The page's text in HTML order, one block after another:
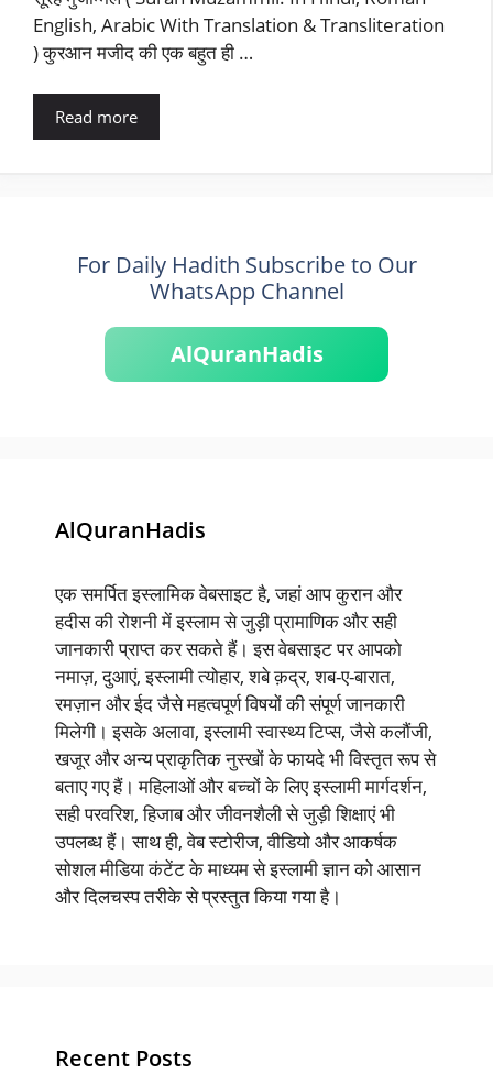
English, Arabic With Translation & Transliteration
) कुरआन मजीद की एक बहुत ही …
Read more
For Daily Hadith Subscribe to Our
WhatsApp Channel
AlQuranHadis
AlQuranHadis
एक समर्पित इस्लामिक वेबसाइट है, जहां आप कुरान और
हदीस की रोशनी में इस्लाम से जुड़ी प्रामाणिक और सही
जानकारी प्राप्त कर सकते हैं। इस वेबसाइट पर आपको
नमाज़, दुआएं, इस्लामी त्योहार, शबे क़द्र, शब-ए-बारात,
रमज़ान और ईद जैसे महत्वपूर्ण विषयों की संपूर्ण जानकारी
मिलेगी। इसके अलावा, इस्लामी स्वास्थ्य टिप्स, जैसे कलौंजी,
खजूर और अन्य प्राकृतिक नुस्खों के फायदे भी विस्तृत रूप से
बताए गए हैं। महिलाओं और बच्चों के लिए इस्लामी मार्गदर्शन,
सही परवरिश, हिजाब और जीवनशैली से जुड़ी शिक्षाएं भी
उपलब्ध हैं। साथ ही, वेब स्टोरीज, वीडियो और आकर्षक
सोशल मीडिया कंटेंट के माध्यम से इस्लामी ज्ञान को आसान
और दिलचस्प तरीके से प्रस्तुत किया गया है।
Recent Posts